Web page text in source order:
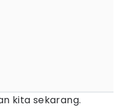
kita sekarang.